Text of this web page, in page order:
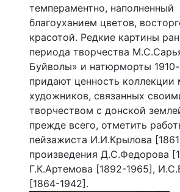
темпераментно, наполненный
благоуханием цветов,
красотой. Редкие картины
периода творчества
Буйволы» и натюрморты 1910-
придают ценность коллекции
художников, связанных
творчеством с донской
прежде всего, отметить
пейзажиста И.И.Крылова
произведения Д.С.Федорова
Г.К.Артемова [1892-1965],
[1864-1942].